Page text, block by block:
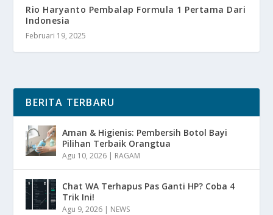
Rio Haryanto Pembalap Formula 1 Pertama Dari
Indonesia
Februari 19, 2025
BERITA TERBARU
Aman & Higienis: Pembersih Botol Bayi
Pilihan Terbaik Orangtua
Agu 10, 2026 | RAGAM
Chat WA Terhapus Pas Ganti HP? Coba 4
Trik Ini!
Agu 9, 2026 | NEWS